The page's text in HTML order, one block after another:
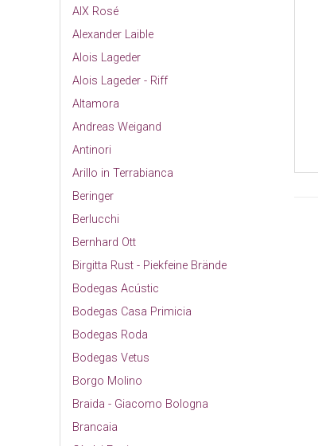
AIX Rosé
Alexander Laible
Alois Lageder
Alois Lageder - Riff
Altamora
Andreas Weigand
Antinori
Arillo in Terrabianca
Beringer
Berlucchi
Bernhard Ott
Birgitta Rust - Piekfeine Brände
Bodegas Acústic
Bodegas Casa Primicia
Bodegas Roda
Bodegas Vetus
Borgo Molino
Braida - Giacomo Bologna
Brancaia